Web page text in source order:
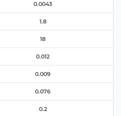
0.0043
1.8
18
0.012
0.009
0.076
0.2